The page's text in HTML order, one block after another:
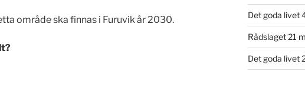
område ska finnas i Furuvik år 2030. Det goda livet
Rådslaget 21
Det goda livet